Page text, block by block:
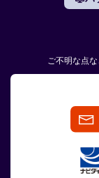
ご不明な点